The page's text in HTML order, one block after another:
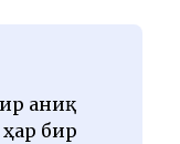
аниқ
бир